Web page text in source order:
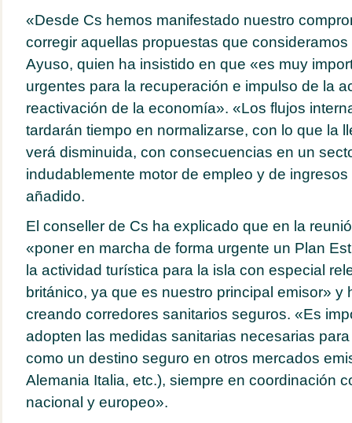
«Desde Cs hemos manifestado nuestro
corregir aquellas propuestas que
Ayuso, quien ha insistido en que «es muy
urgentes para la recuperación e impulso de la
reactivación de la economía». «Los flujos
tardarán tiempo en normalizarse, con lo que la
verá disminuida, con consecuencias en un
indudablemente motor de empleo y de
añadido.
El conseller de Cs ha explicado que en la
«poner en marcha de forma urgente un Plan
la actividad turística para la isla con especial
británico, ya que es nuestro principal emisor» y
creando corredores sanitarios seguros. «Es
adopten las medidas sanitarias necesarias
como un destino seguro en otros mercados
Alemania Italia, etc.), siempre en coordinación
nacional y europeo».